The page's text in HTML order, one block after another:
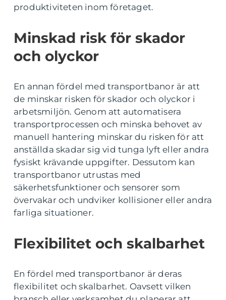
produktiviteten inom företaget.
Minskad risk för skador
och olyckor
En annan fördel med transportbanor är att
de minskar risken för skador och olyckor i
arbetsmiljön. Genom att automatisera
transportprocessen och minska behovet av
manuell hantering minskar du risken för att
anställda skadar sig vid tunga lyft eller andra
fysiskt krävande uppgifter. Dessutom kan
transportbanor utrustas med
säkerhetsfunktioner och sensorer som
övervakar och undviker kollisioner eller andra
farliga situationer.
Flexibilitet och skalbarhet
En fördel med transportbanor är deras
flexibilitet och skalbarhet. Oavsett vilken